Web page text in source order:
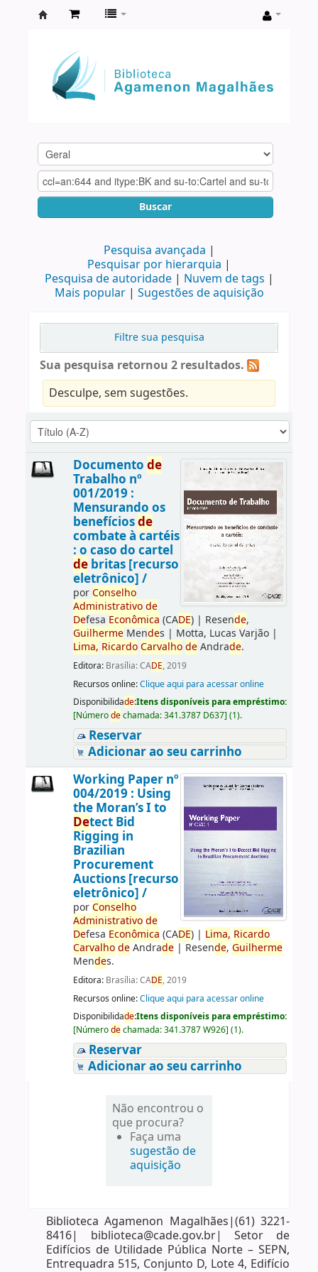
Agamenon
Magalhães
Buscar
Pesquisa avançada
Pesquisar por hierarquia
Pesquisa de autoridade
Nuvem de tags
Mais popular
Sugestões de aquisição
Filtre sua pesquisa
Sua pesquisa retornou 2 resultados.
Desculpe, sem sugestões.
Documento de
Trabalho nº
001/2019 :
Mensurando os
benefíciosde
combate à cartéis
: o caso do cartel
debritas [recurso
eletrônico] /
porConselho
Administrativo de
Defesa Econômica (CADE)| Resende,
GuilhermeMendes | Motta, Lucas Varjão|
Lima, Ricardo Carvalho deAndrade.
Editora: Brasília: CADE, 2019
Recursos online:Clique aqui para acessar online
Disponibilidade:Itens disponíveis para empréstimo:
[Númerodechamada:341.3787 D637] (1).
Reservar
Adicionar ao seu carrinho
Working Paper nº
004/2019 : Using
the Moran’s I to
Detect Bid
Rigging in
Brazilian
Procurement
Auctions [recurso
eletrônico] /
porConselho
Administrativo de
Defesa Econômica (CADE)| Lima, Ricardo
Carvalho deAndrade| Resende, Guilherme
Mendes.
Editora: Brasília: CADE, 2019
Recursos online:Clique aqui para acessar online
Disponibilidade:Itens disponíveis para empréstimo:
[Númerodechamada:341.3787 W926] (1).
Reservar
Adicionar ao seu carrinho
Não encontrou o
que procura?
Faça uma
sugestão de
aquisição
Biblioteca Agamenon Magalhães|(61) 3221-
8416| biblioteca@cade.gov.br| Setor de
Edifícios de Utilidade Pública Norte – SEPN,
Entrequadra 515, Conjunto D, Lote 4, Edifício